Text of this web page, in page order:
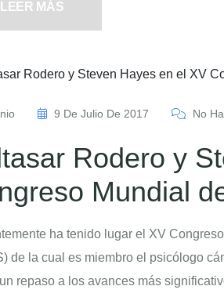
LEER MÁS
9 De Julio De 2017 No
Rodero y
Mundial
ha tenido lugar el XV
de la cual es miembro el psicólogo
repaso a los avances más